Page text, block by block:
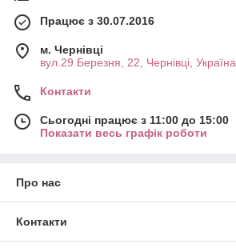
Працює з 30.07.2016
м. Чернівці
вул.29 Березня, 22, Чернівці, Україна
Контакти
Сьогодні працює з 11:00 до 15:00
Показати весь графік роботи
Про нас
Контакти